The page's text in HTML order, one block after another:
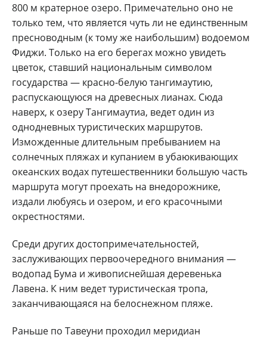
800 м кратерное озеро. Примечательно оно не
только тем, что является чуть ли не единственным
пресноводным (к тому же наибольшим) водоемом
Фиджи. Только на его берегах можно увидеть
цветок, ставший национальным символом
государства — красно-белую тангимаутию,
распускающуюся на древесных лианах. Сюда
наверх, к озеру Тангимаутиа, ведет один из
однодневных туристических маршрутов.
Изможденные длительным пребыванием на
солнечных пляжах и купанием в убаюкивающих
океанских водах путешественники большую часть
маршрута могут проехать на внедорожнике,
издали любуясь и озером, и его красочными
окрестностями.
Среди других достопримечательностей,
заслуживающих первоочередного внимания —
водопад Бума и живописнейшая деревенька
Лавена. К ним ведет туристическая тропа,
заканчивающаяся на белоснежном пляже.
Раньше по Тавеуни проходил меридиан